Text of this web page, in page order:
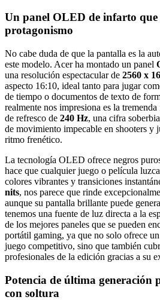
Un panel OLED de infarto
protagonismo
No cabe duda de que la pantalla es la
este modelo. Acer ha montado un panel
una resolución espectacular de 2560 x
aspecto 16:10, ideal tanto para jugar
de tiempo o documentos de texto de
realmente nos impresiona es la
de refresco de 240 Hz, una cifra
de movimiento impecable en shooters y
ritmo frenético.
La tecnología OLED ofrece negros
hace que cualquier juego o película
colores vibrantes y transiciones
nits, nos parece que rinde
aunque su pantalla brillante puede
tenemos una fuente de luz directa a la
de los mejores paneles que se pueden
portátil gaming, ya que no solo ofrece
juego competitivo, sino que también
profesionales de la edición gracias a su
Potencia de última generación
con soltura